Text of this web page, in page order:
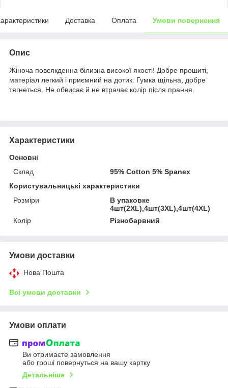
Доставка Оплата Умови повернення
Опис
Жіноча повсякденна білизна високої якості! Добре прошиті,
матеріал легкий і приємний на дотик. Гумка щільна, добре
тягнеться. Не обвисає й не втрачає колір після прання.
Характеристики
Основні
Склад
95% Cotton 5% Spanex
Користувальницькі характеристики
Розміри
В упаковке
4шт(2XL),4шт(3XL),4шт(4XL)
Колір
Різнобарвний
Умови доставки
Нова Пошта
Всі умови доставки
Умови оплати
Ви отримаєте замовлення
або гроші повернуться на вашу картку
Детальніше